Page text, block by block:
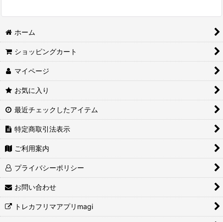
ホーム
ショッピングカート
マイページ
お気に入り
最近チェックしたアイテム
特定商取引法表示
ご利用案内
プライバシーポリシー
お問い合わせ
トレカフリマアプリmagi